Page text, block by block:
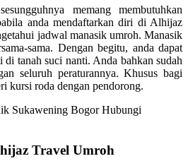
memang membutuhkan
anda mendaftarkan diri di Alhijaz
jadwal manasik umroh. Manasik
sama. Dengan begitu, anda dapat
di tanah suci nanti. Anda bahkan sudah
seluruh peraturannya. Khusus bagi
kursi roda dengan pendorong.
Travel Umroh